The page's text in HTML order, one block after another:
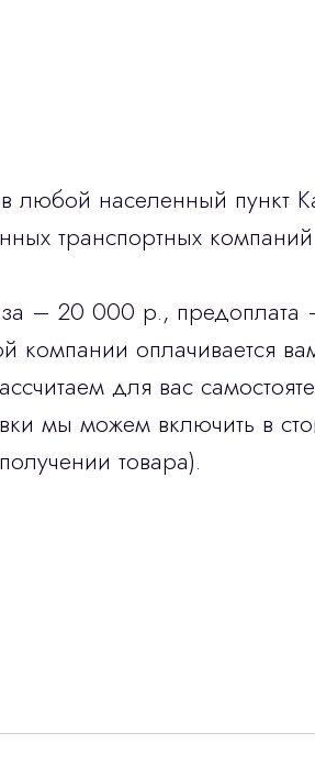
любой населенный пункт
транспортных
– 20 000 р., предоплата
компании оплачивается
для вас
мы можем включить в
товара).